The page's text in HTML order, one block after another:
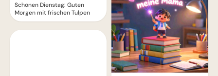
Schönen Dienstag: Guten
Morgen mit frischen Tulpen